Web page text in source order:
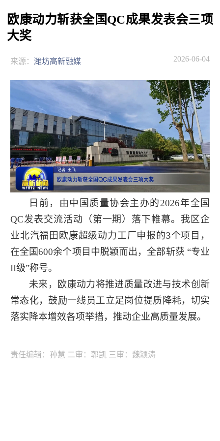
欧康动力斩获全国QC成果发表会三项
大奖
来源： 潍坊高新融媒 2026-06-04
日前，由中国质量协会主办的2026年全国
QC发表交流活动（第一期）落下帷幕。我区企
业北汽福田欧康超级动力工厂申报的3个项目，
在全国600余个项目中脱颖而出，全部斩获 “专业
II级”称号。
未来，欧康动力将推进质量改进与技术创新
常态化，鼓励一线员工立足岗位提质降耗，切实
落实降本增效各项举措，推动企业高质量发展。
责任编辑：孙慧 二审：郭凯 三审：魏颖涛